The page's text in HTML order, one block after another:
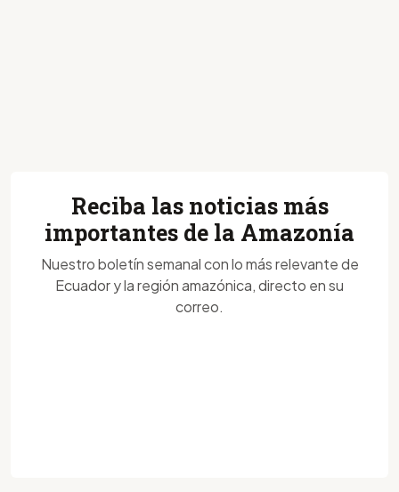
Reciba las noticias más
importantes de la Amazonía
Nuestro boletín semanal con lo más relevante de
Ecuador y la región amazónica, directo en su
correo.